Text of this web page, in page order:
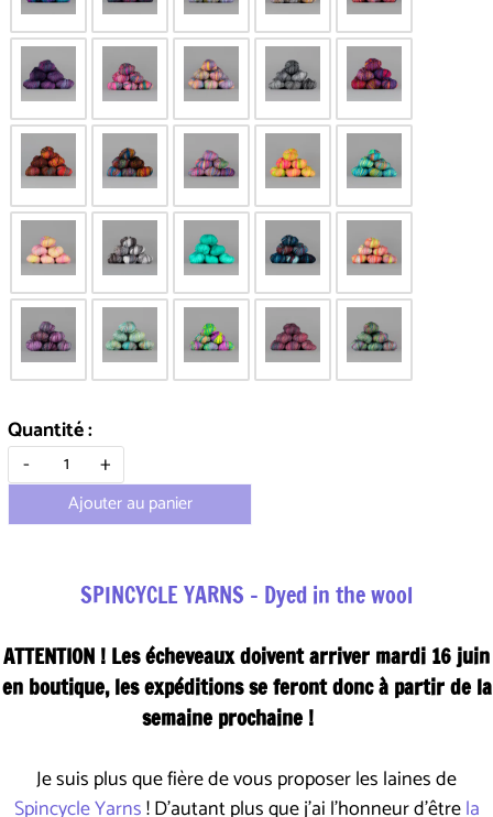
Quantité :
-
+
Ajouter au panier
SPINCYCLE YARNS - Dyed in the wool
ATTENTION ! Les écheveaux doivent arriver mardi 16 juin
en boutique, les expéditions se feront donc à partir de la
semaine prochaine !
Je suis plus que fière de vous proposer les laines de
Spincycle Yarns! D'autant plus que j'ai l'honneur d'êtrela